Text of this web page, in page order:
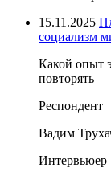
15.11.2025
социализм
Какой опыт
повторять
Респондент
Вадим
Интервьюер